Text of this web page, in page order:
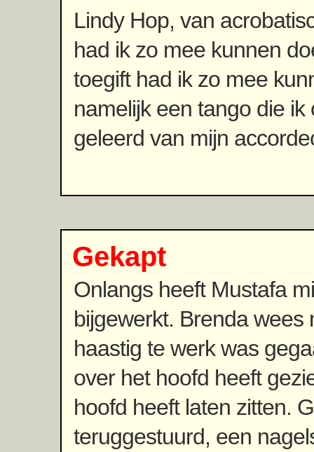
Lindy Hop, van
had ik zo mee kunnen
toegift had ik zo mee
namelijk een tango die ik
geleerd van mijn
Gekapt
Onlangs heeft Mustafa
bijgewerkt. Brenda wees
haastig te werk was
over het hoofd heeft
hoofd heeft laten zitten.
teruggestuurd, een